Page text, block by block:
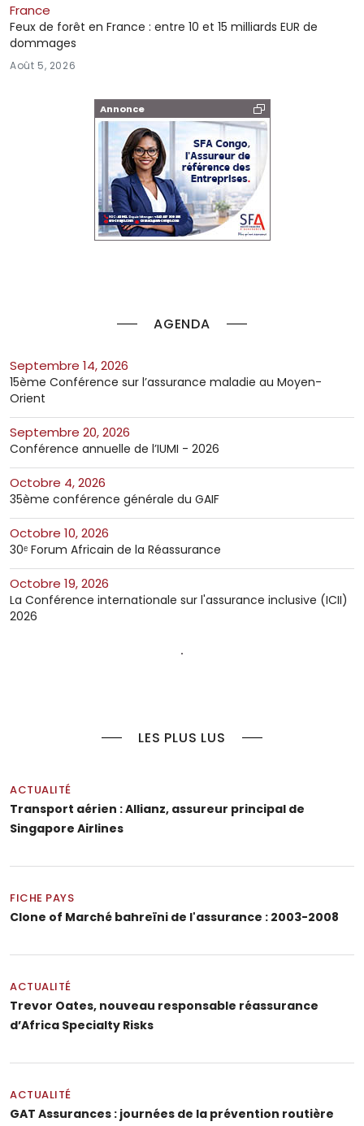
Annonce
AGENDA
septembre 14, 2026
15ème Conférence sur l’assurance maladie au Moyen-
Orient
septembre 20, 2026
Conférence annuelle de l’IUMI - 2026
octobre 4, 2026
35ème conférence générale du GAIF
octobre 10, 2026
30ᵉ Forum Africain de la Réassurance
octobre 19, 2026
La Conférence internationale sur l'assurance inclusive (ICII)
2026
LES PLUS LUS
ACTUALITÉ
Transport aérien : Allianz, assureur principal de
Singapore Airlines
FICHE PAYS
Clone of Marché bahreïni de l'assurance : 2003-2008
ACTUALITÉ
Trevor Oates, nouveau responsable réassurance
d’Africa Specialty Risks
ACTUALITÉ
GAT Assurances : journées de la prévention routière
France
Feux de forêt en France : entre 10 et 15 milliards EUR de
dommages
Août 5, 2026